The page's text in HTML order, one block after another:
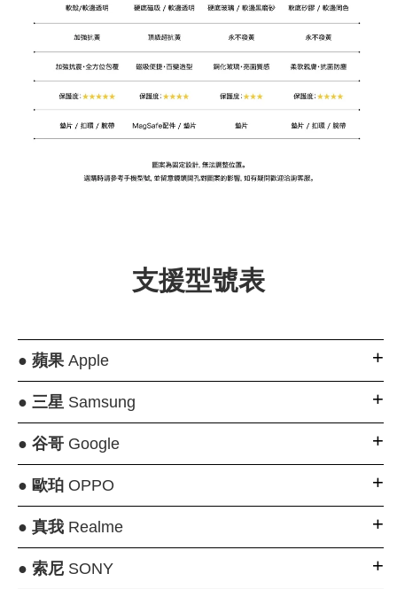
瀏覽更多
支援型號表
● 蘋果Apple
● 三星Samsung
● 谷哥Google
● 歐珀OPPO
● 真我Realme
● 索尼SONY